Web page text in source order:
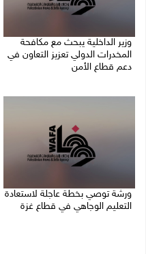
وزير الداخلية يبحث مع مكافحة
المخدرات الدولي تعزيز التعاون في
دعم قطاع الأمن
ورشة توصي بخطة عاجلة لاستعادة
التعليم الوجاهي في قطاع غزة